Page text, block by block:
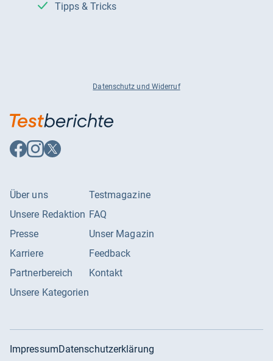
Tipps & Tricks
Datenschutz und Widerruf
Auf
Facebook
Auf
Instagram
Auf
X
Über uns
Unsere Redaktion
Presse
Karriere
Partnerbereich
Unsere Kategorien
Testmagazine
FAQ
Unser Magazin
Feedback
Kontakt
ImpressumDatenschutzerklärung